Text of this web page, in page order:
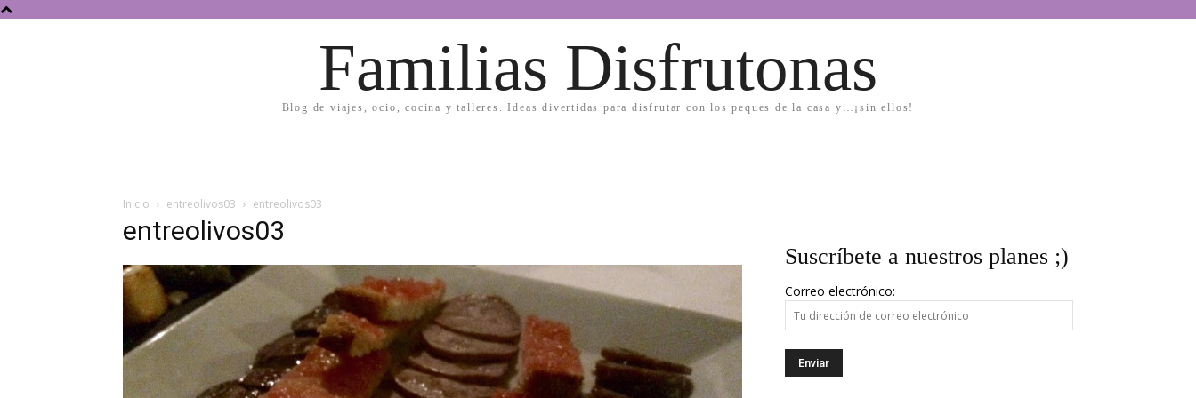
Familias Disfrutonas
Blog de viajes, ocio, cocina y talleres. Ideas divertidas para disfrutar con los peques de la casa y…¡sin ellos!
Inicio entreolivos03 entreolivos03
entreolivos03
Suscríbete a nuestros planes ;)
Correo electrónico: